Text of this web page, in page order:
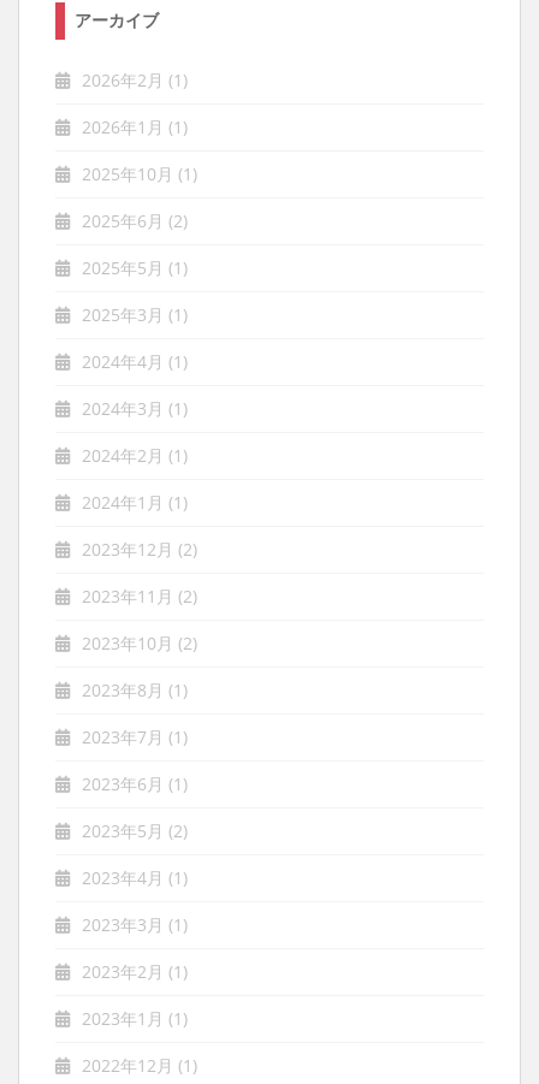
アーカイブ
2026年2月 (1)
2026年1月 (1)
2025年10月 (1)
2025年6月 (2)
2025年5月 (1)
2025年3月 (1)
2024年4月 (1)
2024年3月 (1)
2024年2月 (1)
2024年1月 (1)
2023年12月 (2)
2023年11月 (2)
2023年10月 (2)
2023年8月 (1)
2023年7月 (1)
2023年6月 (1)
2023年5月 (2)
2023年4月 (1)
2023年3月 (1)
2023年2月 (1)
2023年1月 (1)
2022年12月 (1)